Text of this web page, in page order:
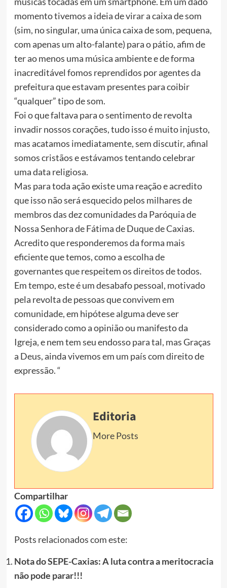
momento tivemos a ideia de virar a caixa de som
(sim, no singular, uma única caixa de som, pequena,
com apenas um alto-falante) para o pátio, afim de
ter ao menos uma música ambiente e de forma
inacreditável fomos reprendidos por agentes da
prefeitura que estavam presentes para coibir
“qualquer” tipo de som.
Foi o que faltava para o sentimento de revolta
invadir nossos corações, tudo isso é muito injusto,
mas acatamos imediatamente, sem discutir, afinal
somos cristãos e estávamos tentando celebrar
uma data religiosa.
Mas para toda ação existe uma reação e acredito
que isso não será esquecido pelos milhares de
membros das dez comunidades da Paróquia de
Nossa Senhora de Fátima de Duque de Caxias.
Acredito que responderemos da forma mais
eficiente que temos, como a escolha de
governantes que respeitem os direitos de todos.
Em tempo, este é um desabafo pessoal, motivado
pela revolta de pessoas que convivem em
comunidade, em hipótese alguma deve ser
considerado como a opinião ou manifesto da
Igreja, e nem tem seu endosso para tal, mas Graças
a Deus, ainda vivemos em um país com direito de
expressão. “
Editoria
More Posts
Compartilhar
Posts relacionados com este:
Nota do SEPE-Caxias: A luta contra a meritocracia
não pode parar!!!